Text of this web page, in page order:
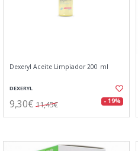
Dexeryl Aceite Limpiador 200 ml
DEXERYL
9,30€ 11,45€ - 19%